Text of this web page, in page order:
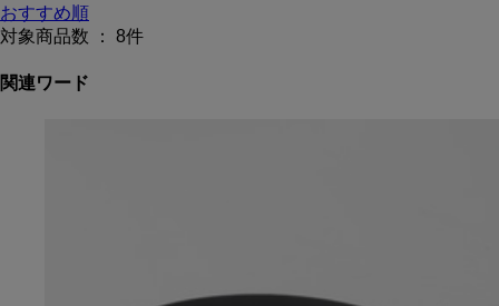
おすすめ順
対象商品数 ： 8件
関連ワード